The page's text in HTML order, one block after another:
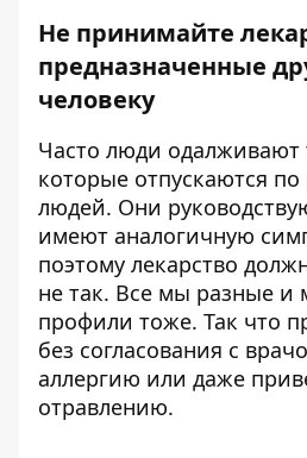
Не принимайте
предназначенные
человеку
Часто люди одалживают
которые отпускаются по
людей. Они
имеют аналогичную
поэтому лекарство
не так. Все мы разные и
профили тоже. Так что
без согласования с
аллергию или даже
отравлению.